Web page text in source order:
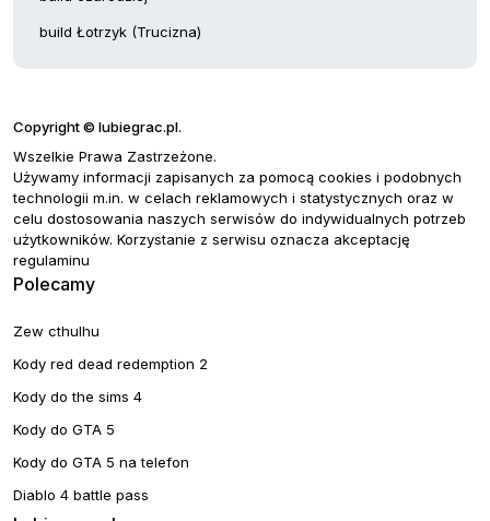
build Łotrzyk (Trucizna)
Copyright © lubiegrac.pl.
Wszelkie Prawa Zastrzeżone.
Używamy informacji zapisanych za pomocą cookies i podobnych
technologii m.in. w celach reklamowych i statystycznych oraz w
celu dostosowania naszych serwisów do indywidualnych potrzeb
użytkowników. Korzystanie z serwisu oznacza akceptację
regulaminu
Polecamy
Zew cthulhu
Kody red dead redemption 2
Kody do the sims 4
Kody do GTA 5
Kody do GTA 5 na telefon
Diablo 4 battle pass